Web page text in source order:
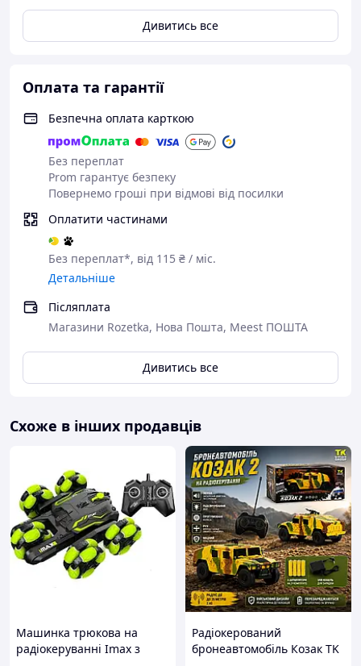
для легкого керування й
максимального контролю.
LED-підсвітка для ефектного вигляду під
подолання різноманітних перешкод.
надихають на ігрові сценарії.
Зарядний акумулятор забезпечує
тривалий час гри без перерв.
Характеристики:
Тип: іграшковий танк
Привод: чотириколісний
LED підсвітка: ввімкнена
Ємність батареї: 1200 мА·год
Розмір танка: 25х15.5х13.5 см
Керування: за допомогою пульта
Комплектація
Танк на пульті керування TOY
Пульт керування
Акумуляторна батарейка
Кабель USB для заряджання батареї
2 пакетики з орбізами по 500 штук
Паковання
Пориньте у світ пригод і бойових дій із цим захопливим
іграшковим танком TOY!
Дивитись все
Оплата та гарантії
Безпечна оплата карткою
Без переплат
Prom гарантує безпеку
Повернемо гроші при відмові від посилки
Оплатити частинами
Без переплат*, від 115 ₴ / міс.
Детальніше
Післяплата
Магазини Rozetka, Нова Пошта, Meest ПОШТА
Дивитись все
Схоже в інших продавців
Машинка трюкова на
радіокеруванні Imax з
Радіокерований
бронеавтомобіль Козак TK